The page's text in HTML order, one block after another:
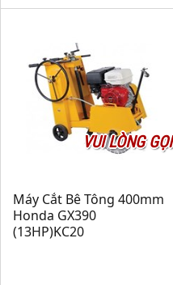
VUI LÒNG GỌI
Máy Cắt Bê Tông 400mm
Honda GX390
(13HP)KC20